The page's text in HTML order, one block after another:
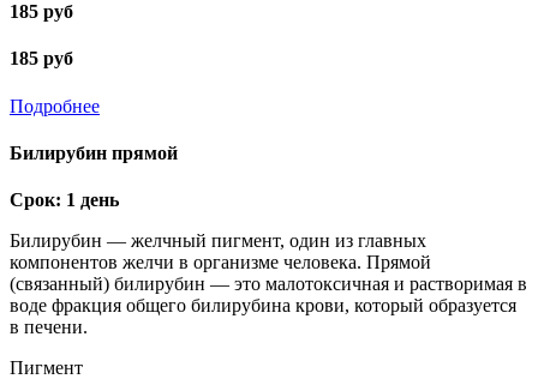
185 руб
185 руб
Подробнее
Билирубин прямой
Срок: 1 день
Билирубин — желчный пигмент, один из главных
компонентов желчи в организме человека. Прямой
(связанный) билирубин — это малотоксичная и растворимая в
воде фракция общего билирубина крови, который образуется
в печени.
Пигмент